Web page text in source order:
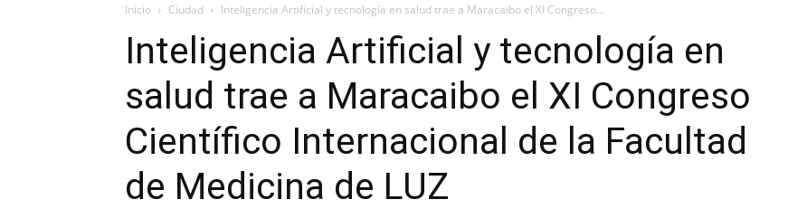
Inicio Ciudad Inteligencia Artificial y tecnología en salud trae a Maracaibo el XI Congreso...
Inteligencia Artificial y tecnología en
salud trae a Maracaibo el XI Congreso
Científico Internacional de la Facultad
de Medicina de LUZ